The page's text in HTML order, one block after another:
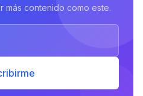
más contenido como este.